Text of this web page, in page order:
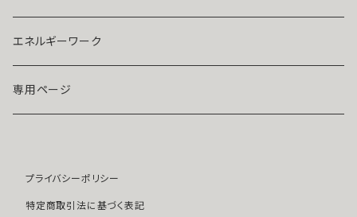
マスクピアス
ブローチ
開運アイテム
ダイヤモンド
モアサナイト
パール
ブルー
レッド
ピンク
エネルギーワーク
専用ページ
プライバシーポリシー
特定商取引法に基づく表記